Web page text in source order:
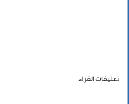
تعليقات القراء